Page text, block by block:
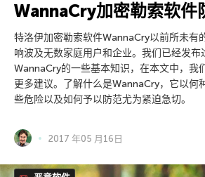
WannaCry加密勒索软件
特洛伊加密勒索软件WannaCry以前所未有
响波及无数家庭用户和企业。我们已经发布
WannaCry的一些基本知识，在本文中，我
更多建议。了解什么是WannaCry，它以何
些危险以及如何予以防范尤为紧迫急切。
2017 年05 月16日